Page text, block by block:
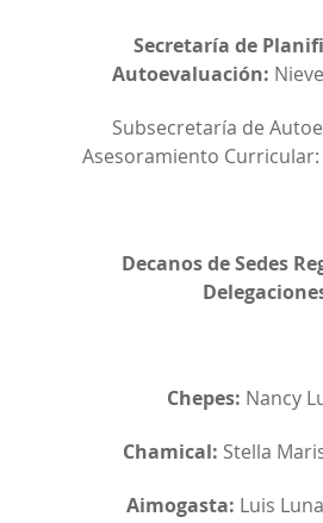
Secretaría de
Autoevaluación:
Subsecretaría de
Asesoramiento Curricular:
Decanos de Sedes
Chepes: Nancy
Chamical: Stella
Aimogasta: Luis